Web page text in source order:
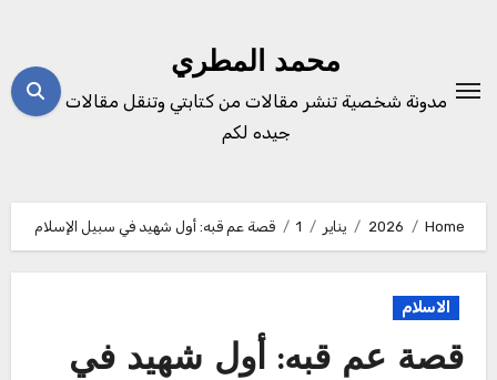
محمد المطري
مدونة شخصية تنشر مقالات من كتابتي وتنقل مقالات
جيده لكم
Home
2026 يناير 1 قصة عم قبه: أول شهيد في سبيل الإسلام
الاسلام
قصة عم قبه: أول شهيد في